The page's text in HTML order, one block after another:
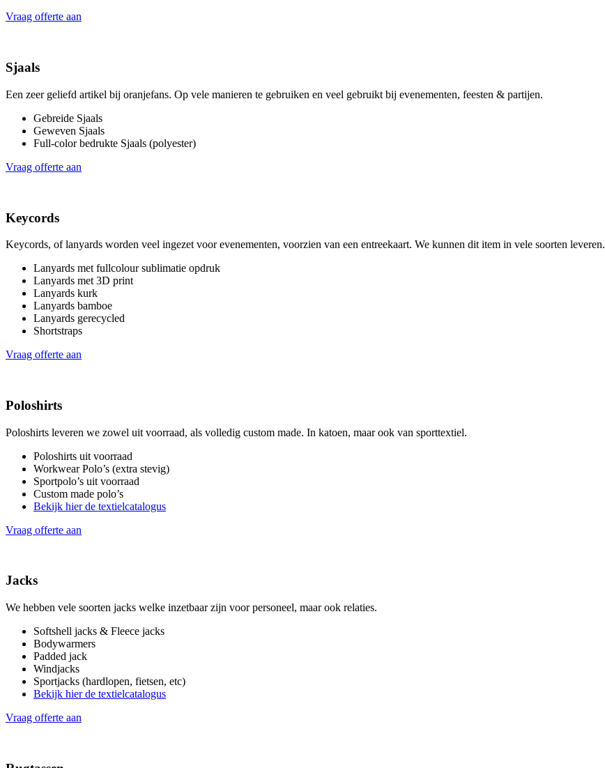
Vraag offerte aan
Sjaals
Een zeer geliefd artikel bij oranjefans. Op vele manieren te gebruiken en veel gebruikt bij evenementen, feesten & partijen.
Gebreide Sjaals
Geweven Sjaals
Full-color bedrukte Sjaals (polyester)
Vraag offerte aan
Keycords
Keycords, of lanyards worden veel ingezet voor evenementen, voorzien van een entreekaart. We kunnen dit item in vele soorten leveren.
Lanyards met fullcolour sublimatie opdruk
Lanyards met 3D print
Lanyards kurk
Lanyards bamboe
Lanyards gerecycled
Shortstraps
Vraag offerte aan
Poloshirts
Poloshirts leveren we zowel uit voorraad, als volledig custom made. In katoen, maar ook van sporttextiel.
Poloshirts uit voorraad
Workwear Polo’s (extra stevig)
Sportpolo’s uit voorraad
Custom made polo’s
Bekijk hier de textielcatalogus
Vraag offerte aan
Jacks
We hebben vele soorten jacks welke inzetbaar zijn voor personeel, maar ook relaties.
Softshell jacks & Fleece jacks
Bodywarmers
Padded jack
Windjacks
Sportjacks (hardlopen, fietsen, etc)
Bekijk hier de textielcatalogus
Vraag offerte aan